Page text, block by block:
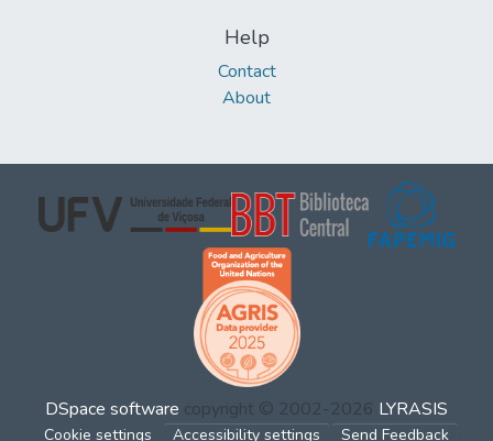
Help
Contact
About
DSpace software copyright © 2002-2026 LYRASIS
Cookie settings Accessibility settings Send Feedback